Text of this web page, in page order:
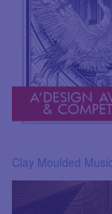
Clay Moulded